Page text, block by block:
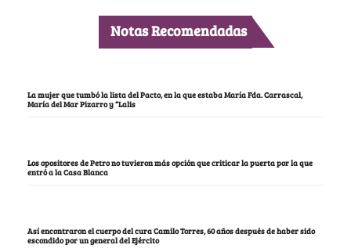
Notas Recomendadas
La mujer que tumbó la lista del Pacto, en la que estaba María Fda. Carrascal,
María del Mar Pizarro y “Lalis
Los opositores de Petro no tuvieron más opción que criticar la puerta por la que
entró a la Casa Blanca
Así encontraron el cuerpo del cura Camilo Torres, 60 años después de haber sido
escondido por un general del Ejército